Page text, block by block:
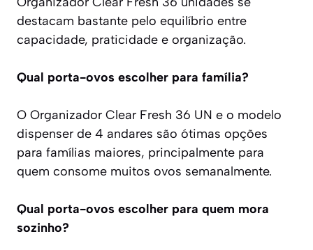
destacam bastante pelo equilíbrio entre
capacidade, praticidade e organização.
Qual porta-ovos escolher para família?
O Organizador Clear Fresh 36 UN e o modelo
dispenser de 4 andares são ótimas opções
para famílias maiores, principalmente para
quem consome muitos ovos semanalmente.
Qual porta-ovos escolher para quem mora
sozinho?